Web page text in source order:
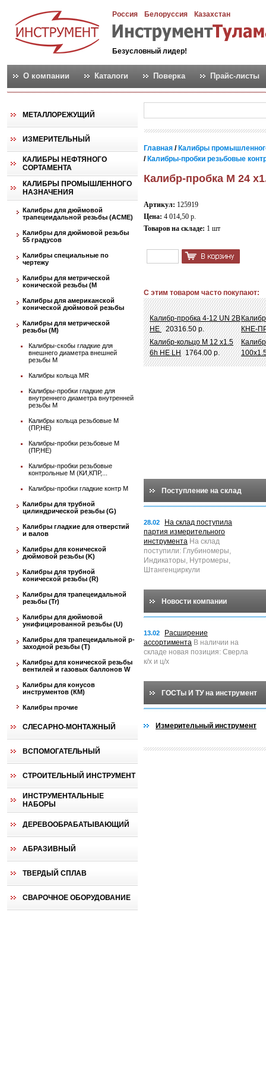
Россия Белоруссия Казахстан
Безусловный лидер!
О компании Каталоги Поверка Прайс-листы
МЕТАЛЛОРЕЖУЩИЙ
ИЗМЕРИТЕЛЬНЫЙ
КАЛИБРЫ НЕФТЯНОГО
СОРТАМЕНТА
КАЛИБРЫ ПРОМЫШЛЕННОГО
НАЗНАЧЕНИЯ
Калибры для дюймовой
трапецеидальной резьбы (АСМЕ)
Калибры для дюймовой резьбы
55 градусов
Калибры специальные по
чертежу
Калибры для метрической
конической резьбы (М
Калибры для американской
конической дюймовой резьбы
Калибры для метрической
резьбы (М)
Калибры-скобы гладкие для
внешнего диаметра внешней
резьбы М
Калибры кольца MR
Калибры-пробки гладкие для
внутреннего диаметра внутренней
резьбы М
Калибры кольца резьбовые М
(ПР,НЕ)
Калибры-пробки резьбовые М
(ПР,НЕ)
Калибры-пробки резьбовые
контрольные М (КИ,КПР,...
Калибры-пробки гладкие контр М
Калибры для трубной
цилиндрической резьбы (G)
Калибры гладкие для отверстий
и валов
Калибры для конической
дюймовой резьбы (K)
Калибры для трубной
конической резьбы (R)
Калибры для трапецеидальной
резьбы (Tr)
Калибры для дюймовой
унифицированной резьбы (U)
Калибры для трапецеидальной p-
заходной резьбы (T)
Калибры для конической резьбы
вентилей и газовых баллонов W
Калибры для конусов
инструментов (КМ)
Калибры прочие
СЛЕСАРНО-МОНТАЖНЫЙ
ВСПОМОГАТЕЛЬНЫЙ
СТРОИТЕЛЬНЫЙ ИНСТРУМЕНТ
ИНСТРУМЕНТАЛЬНЫЕ
НАБОРЫ
ДЕРЕВООБРАБАТЫВАЮЩИЙ
АБРАЗИВНЫЙ
ТВЕРДЫЙ СПЛАВ
СВАРОЧНОЕ ОБОРУДОВАНИЕ
Главная / Калибры
/ Калибры-пробки резьбовые
Калибр-пробка М 24
Артикул: 125919
Цена: 4 014,50 р.
Товаров на складе: 1 шт
С этим товаром часто покупают:
Калибр-пробка 4-12 UN 2B
НЕ 20316.50 р.
КНЕ-
Калибр-кольцо М 12 х1.5
6h НЕ LH 1764.00 р.
Поступление на склад
28.02
На склад поступила
партия измерительного
инструмента На склад
поступили: Глубиномеры,
Индикаторы, Нутромеры,
Штангенциркули
Новости компании
13.02
Расширение
ассортимента В наличии на
складе новая позиция: Сверла
к/х и ц/х
ГОСТы И ТУ на инструмент
Измерительный инструмент